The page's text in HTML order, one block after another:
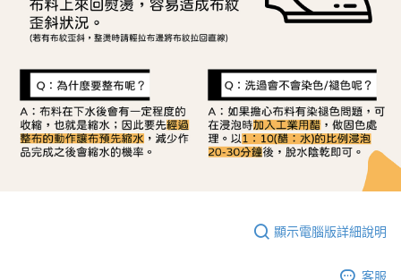
顯示電腦版詳細說明
客服